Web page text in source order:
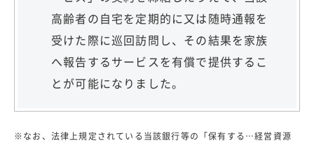
高齢者の自宅を定期的に又は随時通報を
受けた際に巡回訪問し、その結果を家族
へ報告するサービスを有償で提供するこ
とが可能になりました。
※なお、法律上規定されている当該銀行等の「保有する…経営資源